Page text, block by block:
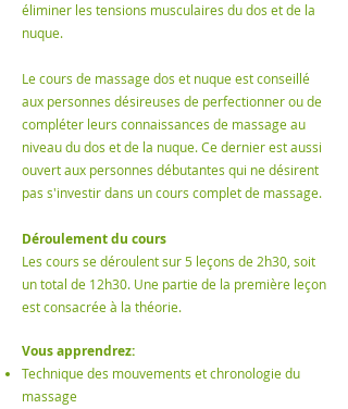
éliminer les tensions musculaires du dos et de la
nuque.
Le cours de massage dos et nuque est conseillé
aux personnes désireuses de perfectionner ou de
compléter leurs connaissances de massage au
niveau du dos et de la nuque. Ce dernier est aussi
ouvert aux personnes débutantes qui ne désirent
pas s'investir dans un cours complet de massage.
Déroulement du cours
Les cours se déroulent sur 5 leçons de 2h30, soit
un total de 12h30. Une partie de la première leçon
est consacrée à la théorie.
Vous apprendrez:
Technique des mouvements et chronologie du
massage